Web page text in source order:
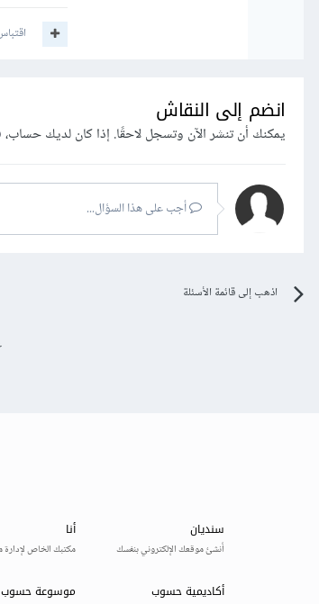
انضم إلى النقاش
يمكنك أن تنشر الآن وتسجل لاحقًا. إذا كان لديك حساب،
أجب على هذا السؤال...
اذهب إلى قائمة الأسئلة